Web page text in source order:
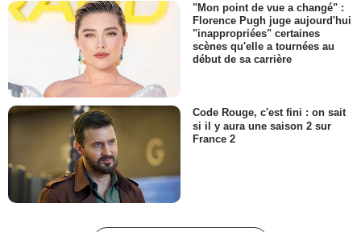
"Mon point de vue a changé" :
Florence Pugh juge aujourd'hui
"inappropriées" certaines
scènes qu'elle a tournées au
début de sa carrière
Code Rouge, c'est fini : on sait
si il y aura une saison 2 sur
France 2